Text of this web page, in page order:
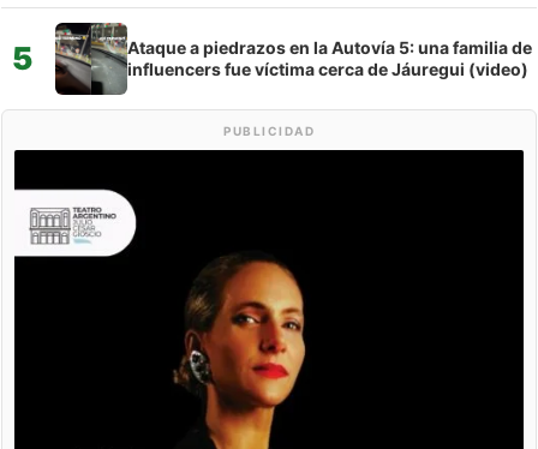
5
Ataque a piedrazos en la Autovía 5: una familia de
influencers fue víctima cerca de Jáuregui (video)
PUBLICIDAD